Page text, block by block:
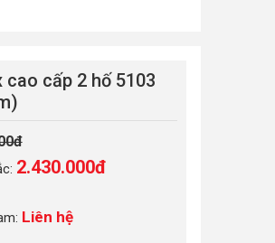
cao cấp 2 hố 5103
2.430.000đ
Liên hệ